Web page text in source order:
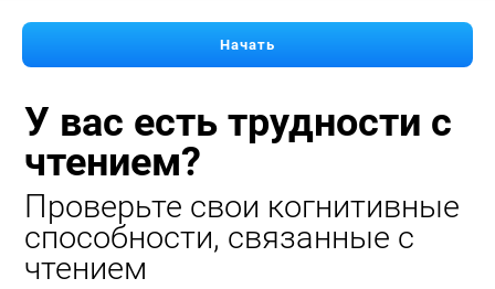
Начать
У вас есть трудности с
чтением?
Проверьте свои когнитивные
способности, связанные с
чтением